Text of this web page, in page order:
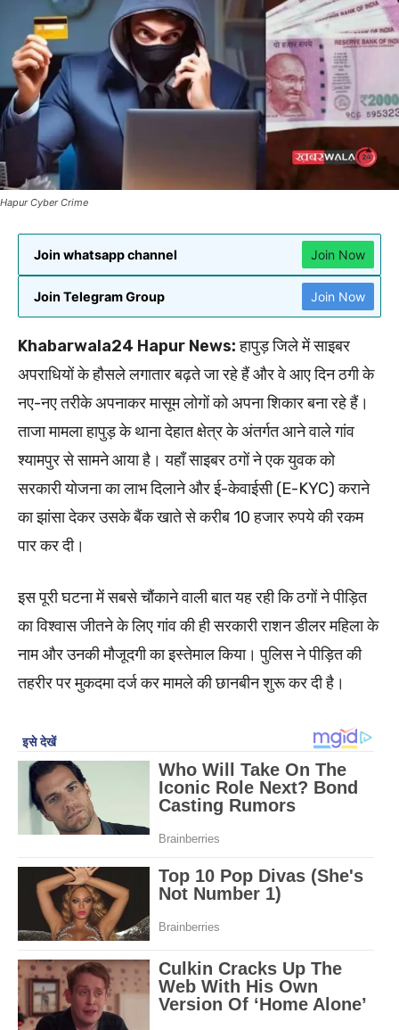
Hapur Cyber Crime
Join whatsapp channel Join Now
Join Telegram Group Join Now
Khabarwala24 Hapur News:हापुड़ जिले में साइबर
अपराधियों के हौसले लगातार बढ़ते जा रहे हैं और वे आए दिन ठगी के
नए-नए तरीके अपनाकर मासूम लोगों को अपना शिकार बना रहे हैं।
ताजा मामला हापुड़ के थाना देहात क्षेत्र के अंतर्गत आने वाले गांव
श्यामपुर से सामने आया है। यहाँ साइबर ठगों ने एक युवक को
सरकारी योजना का लाभ दिलाने और ई-केवाईसी (E-KYC) कराने
का झांसा देकर उसके बैंक खाते से करीब 10 हजार रुपये की रकम
पार कर दी।
इस पूरी घटना में सबसे चौंकाने वाली बात यह रही कि ठगों ने पीड़ित
का विश्वास जीतने के लिए गांव की ही सरकारी राशन डीलर महिला के
नाम और उनकी मौजूदगी का इस्तेमाल किया। पुलिस ने पीड़ित की
तहरीर पर मुकदमा दर्ज कर मामले की छानबीन शुरू कर दी है।